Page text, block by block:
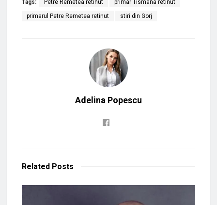
Tags: Petre Remetea retinut primar Tismana retinut
primarul Petre Remetea retinut stiri din Gorj
Adelina Popescu
Related Posts